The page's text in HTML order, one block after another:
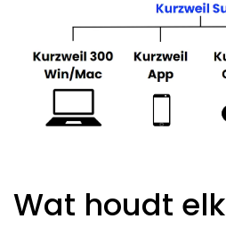
Wat houdt elk